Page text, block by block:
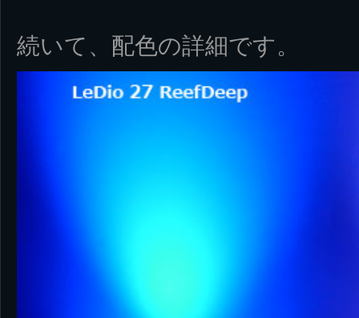
続いて、配色の詳細です。